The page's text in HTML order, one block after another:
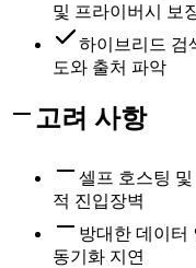
및 프라이버시 보
하이브리드 검
도와 출처 파악
고려 사항
셀프 호스팅
적 진입장벽
방대한 데이터
동기화 지연